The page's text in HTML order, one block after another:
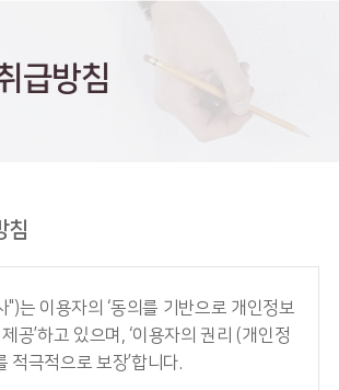
급방침
침
")는 이용자의 ‘동의를 기반으로 개인정보
공’하고 있으며, ‘이용자의 권리 (개인정
적극적으로 보장’합니다.